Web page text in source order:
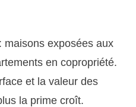
: maisons exposées aux
en copropriété.
et la valeur des
la prime croît.